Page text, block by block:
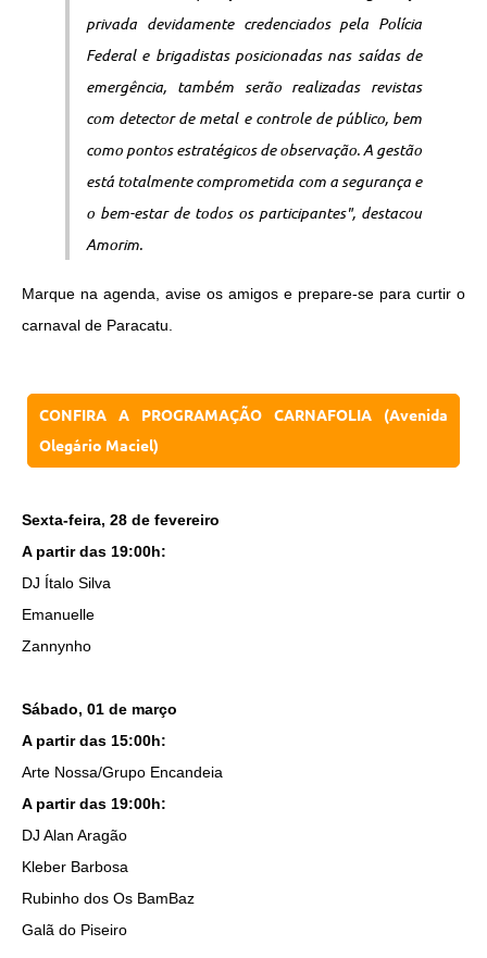
privada devidamente credenciados pela Polícia
Federal e brigadistas posicionadas nas saídas de
emergência, também serão realizadas revistas
com detector de metal e controle de público, bem
como pontos estratégicos de observação.A gestão
está totalmente comprometida com a segurança e
o bem-estar de todos os participantes", destacou
Amorim.
Marque na agenda, avise os amigos e prepare-se para curtir o
carnaval de Paracatu.
CONFIRA A PROGRAMAÇÃO CARNAFOLIA (Avenida
Olegário Maciel)
Sexta-feira, 28 de fevereiro
A partir das 19:00h:
DJ Ítalo Silva
Emanuelle
Zannynho
Sábado, 01 de março
A partir das 15:00h:
Arte Nossa/Grupo Encandeia
A partir das 19:00h:
DJ Alan Aragão
Kleber Barbosa
Rubinho dos Os BamBaz
Galã do Piseiro